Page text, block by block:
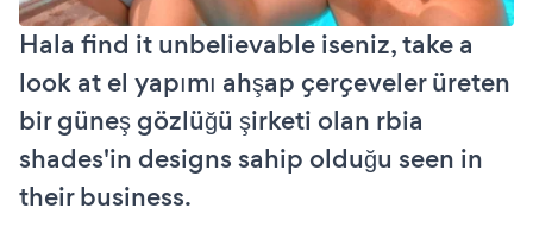
Hala find it unbelievable iseniz, take a
look at el yapımı ahşap çerçeveler üreten
bir güneş gözlüğü şirketi olan rbia
shades'in designs sahip olduğu seen in
their business.